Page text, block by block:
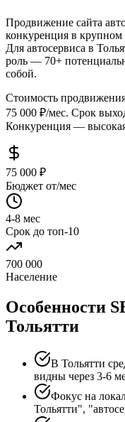
Продвижение сайта
конкуренция в крупном
Для автосервиса в
роль — 70+
собой.
Стоимость
75 000 ₽/мес. Срок
Конкуренция —
75 000 ₽
Бюджет от/мес
4-8 мес
Срок до топ-10
700 000
Население
Особенности
Тольятти
В Тольятти
видны через 3-6
Фокус на
Тольятти",